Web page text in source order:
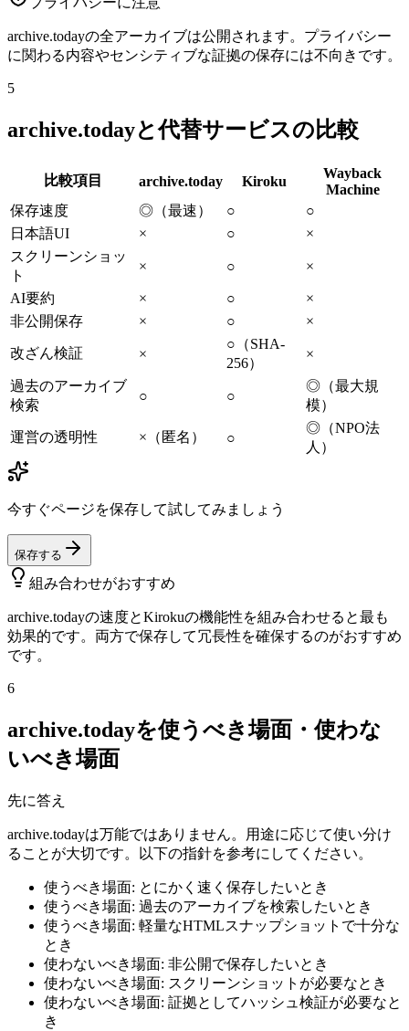
archive.todayの全アーカイブは公開されます。プライバシー
に関わる内容やセンシティブな証拠の保存には不向きです。
5
archive.todayと代替サービスの比較
比較項目 archive.today Kiroku
Wayback
Machine
保存速度
◎（最速） ○
○
日本語UI
× ○
×
スクリーンショッ
ト
× ○ ×
AI要約 × ○
×
非公開保存
× ○ ×
改ざん検証 ×
○（SHA-
256）
×
過去のアーカイブ
検索
○ ○
◎（最大規
模）
運営の透明性 ×（匿名） ○
◎（NPO法
人）
今すぐページを保存して試してみましょう
保存する
組み合わせがおすすめ
archive.todayの速度とKirokuの機能性を組み合わせると最も
効果的です。両方で保存して冗長性を確保するのがおすすめ
です。
6
archive.todayを使うべき場面・使わな
いべき場面
先に答え
archive.todayは万能ではありません。用途に応じて使い分け
ることが大切です。以下の指針を参考にしてください。
使うべき場面: とにかく速く保存したいとき
使うべき場面: 過去のアーカイブを検索したいとき
使うべき場面: 軽量なHTMLスナップショットで十分な
とき
使わないべき場面: 非公開で保存したいとき
使わないべき場面: スクリーンショットが必要なとき
使わないべき場面: 証拠としてハッシュ検証が必要なと
き